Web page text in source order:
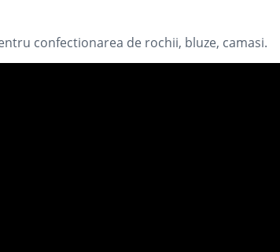
confectionarea de rochii, bluze, camasi.